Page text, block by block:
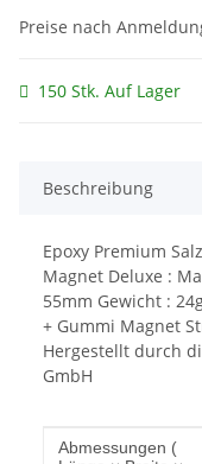
Preise nach
150 Stk. Auf Lager
Beschreibung
Epoxy Premium
Magnet Deluxe :
55mm Gewicht :
+ Gummi Magnet
Hergestellt durch
GmbH
Wert
Abmessungen (